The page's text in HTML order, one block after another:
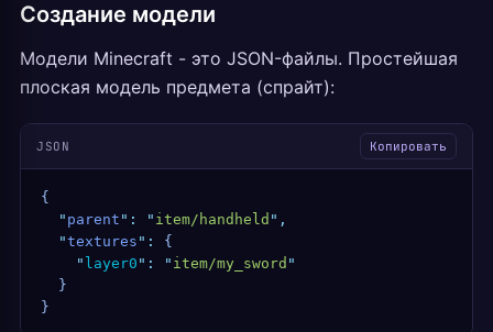
Создание модели
Модели Minecraft - это JSON-файлы. Простейшая
плоская модель предмета (спрайт):
JSON Копировать
{
  "
parent " : " item/handheld " ,
  "
textures " :
{
    "
layer0 " : " item/my_sword "
  }
}